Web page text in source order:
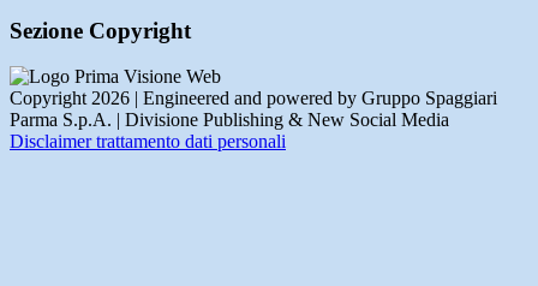
Sezione Copyright
Copyright 2026 | Engineered and powered by Gruppo Spaggiari
Parma S.p.A. | Divisione Publishing & New Social Media
Disclaimer trattamento dati personali